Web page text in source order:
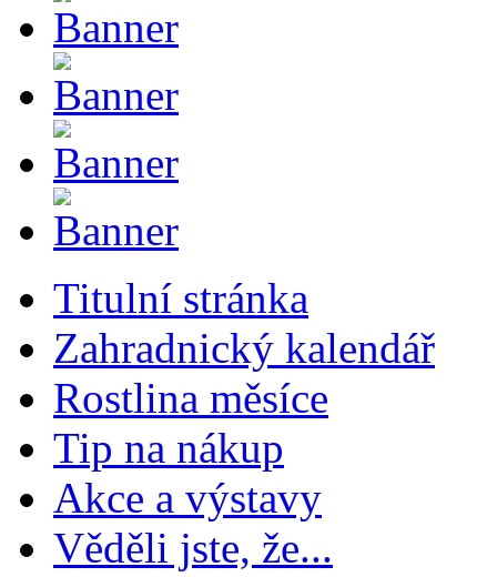
Titulní stránka
Zahradnický kalendář
Rostlina měsíce
Tip na nákup
Akce a výstavy
Věděli jste, že...